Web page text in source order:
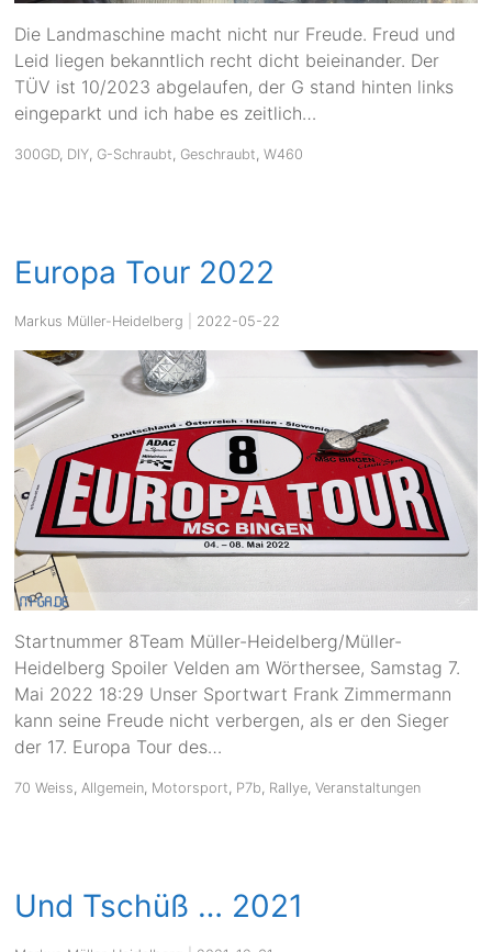
Die Landmaschine macht nicht nur Freude. Freud und
Leid liegen bekanntlich recht dicht beieinander. Der
TÜV ist 10/2023 abgelaufen, der G stand hinten links
eingeparkt und ich habe es zeitlich…
300GD, DIY, G-Schraubt, Geschraubt,W460
Europa Tour 2022
Markus Müller-Heidelberg 2022-05-22
Startnummer 8Team Müller-Heidelberg/Müller-
Heidelberg Spoiler Velden am Wörthersee, Samstag 7.
Mai 2022 18:29 Unser Sportwart Frank Zimmermann
kann seine Freude nicht verbergen, als er den Sieger
der 17. Europa Tour des…
70 Weiss Allgemein Motorsport P7b Rallye ,Veranstaltungen
Und Tschüß … 2021